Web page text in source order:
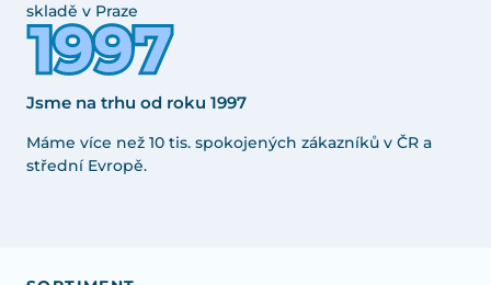
skladě v Praze
Jsme na trhu od roku 1997
Máme více než 10 tis. spokojených zákazníků v ČR a
střední Evropě.